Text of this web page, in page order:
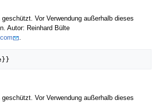
Vor Verwendung außerhalb dieses
Autor: Reinhard Bülte
.
Vor Verwendung außerhalb dieses